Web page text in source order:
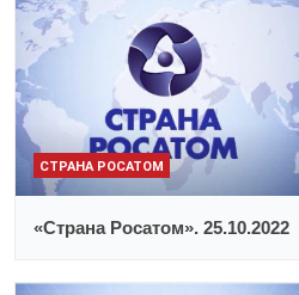
СТРАНА РОСАТОМ
«Страна Росатом». 25.10.2022